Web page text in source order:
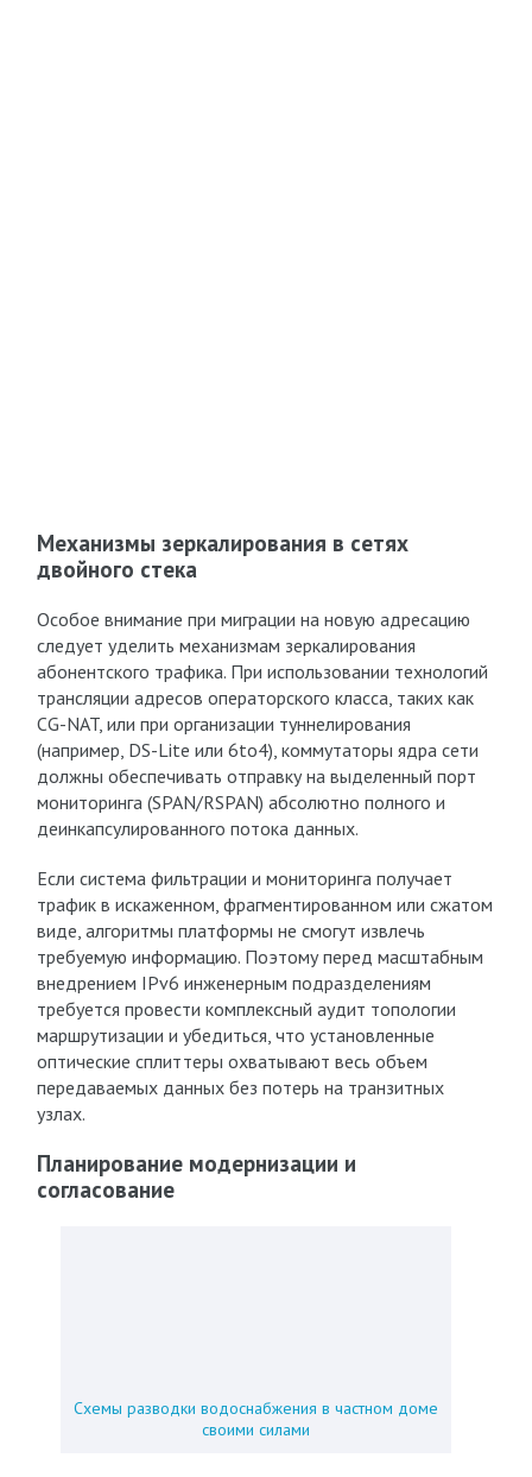
Механизмы зеркалирования в сетях
двойного стека
Особое внимание при миграции на новую адресацию
следует уделить механизмам зеркалирования
абонентского трафика. При использовании технологий
трансляции адресов операторского класса, таких как
CG-NAT, или при организации туннелирования
(например, DS-Lite или 6to4), коммутаторы ядра сети
должны обеспечивать отправку на выделенный порт
мониторинга (SPAN/RSPAN) абсолютно полного и
деинкапсулированного потока данных.
Если система фильтрации и мониторинга получает
трафик в искаженном, фрагментированном или сжатом
виде, алгоритмы платформы не смогут извлечь
требуемую информацию. Поэтому перед масштабным
внедрением IPv6 инженерным подразделениям
требуется провести комплексный аудит топологии
маршрутизации и убедиться, что установленные
оптические сплиттеры охватывают весь объем
передаваемых данных без потерь на транзитных
узлах.
Планирование модернизации и
согласование
Схемы разводки водоснабжения в частном доме
своими силами